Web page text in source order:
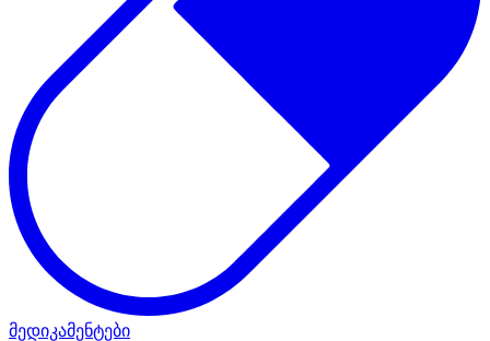
მედიკამენტები